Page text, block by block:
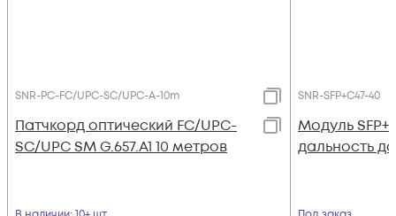
SNR-PC-FC/UPC-SC/UPC-A-10m
Патчкорд оптический FC/UPC-
SC/UPC SM G.657.A1 10 метров
SNR-SFP+C47-40
Модуль SFP+
дальность